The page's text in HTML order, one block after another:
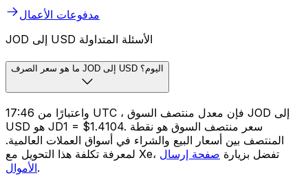
مدفوعات الأعمال
JOD إلى USD الأسئلة المتداولة
ما هو سعر الصرف JOD إلى USD اليوم؟
واعتبارًا من 17:46 UTC ، فإن معدل منتصف السوق JOD إلى
USD هو JD1 = $1.4104. سعر منتصف السوق هو نقطة
المنتصف بين أسعار البيع والشراء في أسواق العملات العالمية.
لمعرفة تكلفة هذا التحويل مع Xe، تفضل بزيارة صفحة إرسال
الأموال.